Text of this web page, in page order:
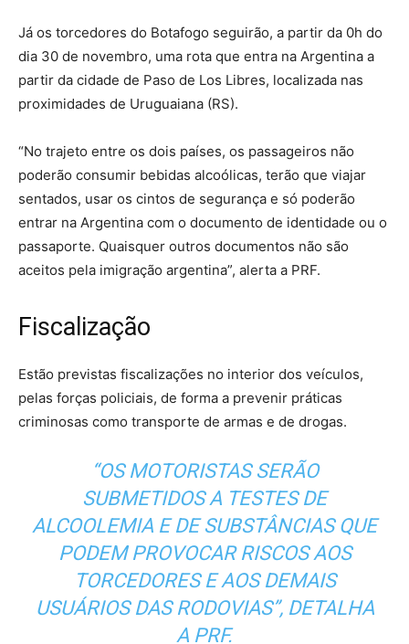
Já os torcedores do Botafogo seguirão, a partir da 0h do
dia 30 de novembro, uma rota que entra na Argentina a
partir da cidade de Paso de Los Libres, localizada nas
proximidades de Uruguaiana (RS).
“No trajeto entre os dois países, os passageiros não
poderão consumir bebidas alcoólicas, terão que viajar
sentados, usar os cintos de segurança e só poderão
entrar na Argentina com o documento de identidade ou o
passaporte. Quaisquer outros documentos não são
aceitos pela imigração argentina”, alerta a PRF.
Fiscalização
Estão previstas fiscalizações no interior dos veículos,
pelas forças policiais, de forma a prevenir práticas
criminosas como transporte de armas e de drogas.
“OS MOTORISTAS SERÃO
SUBMETIDOS A TESTES DE
ALCOOLEMIA E DE SUBSTÂNCIAS QUE
PODEM PROVOCAR RISCOS AOS
TORCEDORES E AOS DEMAIS
USUÁRIOS DAS RODOVIAS”, DETALHA
A PRF.